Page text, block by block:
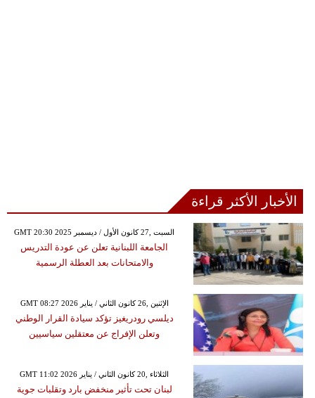
الأخبار الأكثر قراءة
GMT 20:30 2025 السبت ,27 كانون الأول / ديسمبر
الجامعة اللبنانية تعلن عن عودة التدريس
والامتحانات بعد العطلة الرسمية
GMT 08:27 2026 الإثنين ,26 كانون الثاني / يناير
ديلسي رودريغيز تؤكد سيادة القرار الوطني
وتعلن الإفراج عن معتقلين سياسيين
GMT 11:02 2026 الثلاثاء ,20 كانون الثاني / يناير
لبنان تحت تأثير منخفض بارد وتقلبات جوية